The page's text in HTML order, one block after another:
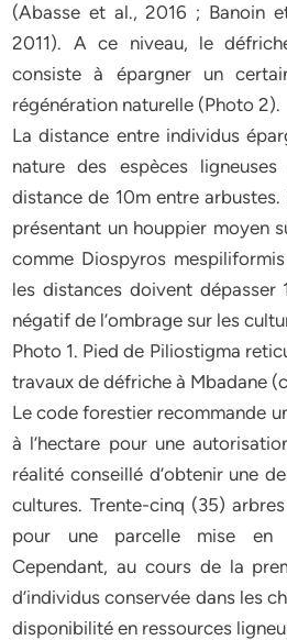
(Abasse et al., 2016 ; Banoin
2011). A ce niveau, le
consiste à épargner un
régénération naturelle (Photo 2).
La distance entre individus
nature des espèces
distance de 10m entre
présentant un houppier moyen
comme Diospyros
les distances doivent dépasser
négatif de l’ombrage sur les
Photo 1. Pied de Piliostigma
travaux de défriche à Mbadane
Le code forestier recommande
à l’hectare pour une
réalité conseillé d’obtenir une
cultures. Trente-cinq (35)
pour une parcelle mise en
Cependant, au cours de la
d’individus conservée dans les
disponibilité en ressources